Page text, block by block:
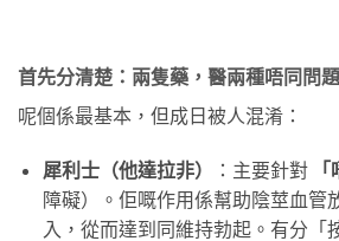
首先分清楚：兩隻藥，醫兩種唔同問題
呢個係最基本，但成日被人混淆：
犀利士（他達拉非） ：主要針對
障礙）。佢嘅作用係幫助陰莖血管
入，從而達到同維持勃起。有分「